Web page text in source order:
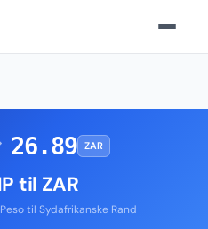
26.89 ZAR
til ZAR
til Sydafrikanske Rand